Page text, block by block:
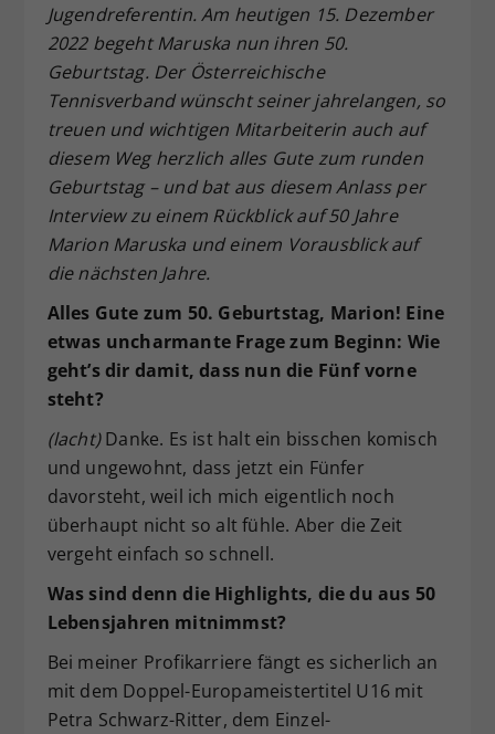
Jugendreferentin. Am heutigen 15. Dezember
2022 begeht Maruska nun ihren 50.
Geburtstag. Der Österreichische
Tennisverband wünscht seiner jahrelangen, so
treuen und wichtigen Mitarbeiterin auch auf
diesem Weg herzlich alles Gute zum runden
Geburtstag – und bat aus diesem Anlass per
Interview zu einem Rückblick auf 50 Jahre
Marion Maruska und einem Vorausblick auf
die nächsten Jahre.
Alles Gute zum 50. Geburtstag, Marion! Eine
etwas uncharmante Frage zum Beginn: Wie
geht’s dir damit, dass nun die Fünf vorne
steht?
(lacht)Danke. Es ist halt ein bisschen komisch
und ungewohnt, dass jetzt ein Fünfer
davorsteht, weil ich mich eigentlich noch
überhaupt nicht so alt fühle. Aber die Zeit
vergeht einfach so schnell.
Was sind denn die Highlights, die du aus 50
Lebensjahren mitnimmst?
Bei meiner Profikarriere fängt es sicherlich an
mit dem Doppel-Europameistertitel U16 mit
Petra Schwarz-Ritter, dem Einzel-
Zweck
Dieser Wert speichert Ihre Consent-
Einstellungen. Unter anderem eine
zufällig generierte ID, für die
historische Speicherung Ihrer
vorgenommen Einstellungen, falls der
Webseiten-Betreiber dies eingestellt